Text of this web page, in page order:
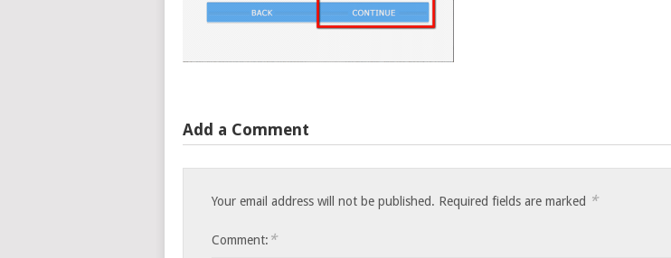
Add a Comment
Your email address will not be published. Required fields are marked *
Comment: *